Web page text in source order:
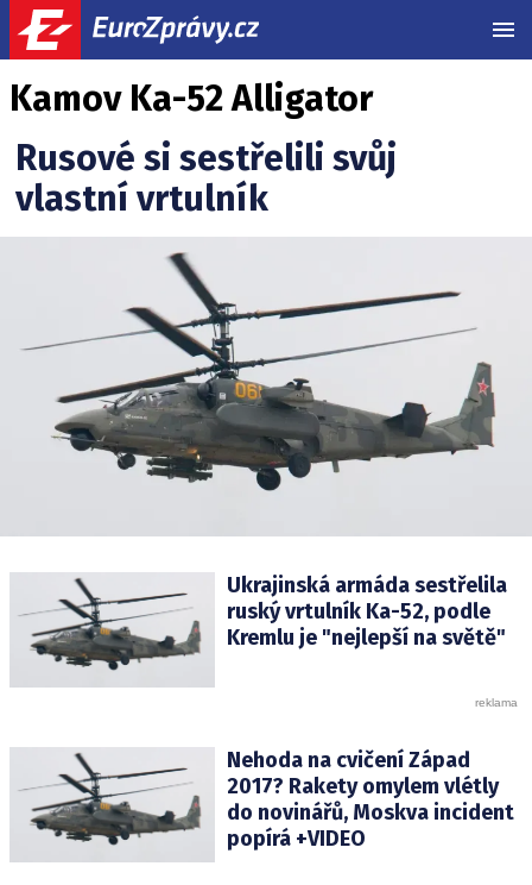
Kamov Ka-52 Alligator
Rusové si sestřelili svůj
vlastní vrtulník
Ukrajinská armáda sestřelila
ruský vrtulník Ka-52, podle
Kremlu je "nejlepší na světě"
Nehoda na cvičení Západ
2017? Rakety omylem vlétly
do novinářů, Moskva incident
popírá +VIDEO